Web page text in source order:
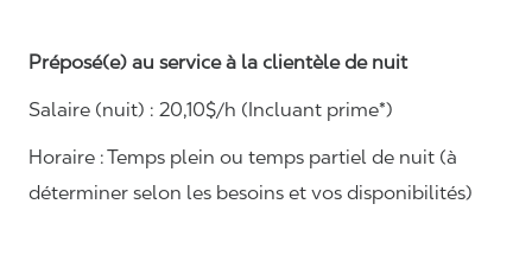
Préposé(e) au service à la clientèle de nuit
Salaire (nuit) : 20,10$/h (Incluant prime*)
Horaire :Temps plein ou temps partiel de nuit (à
déterminer selon les besoins et vos disponibilités)